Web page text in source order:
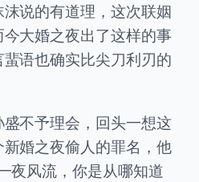
说的有道理，这次联姻
大婚之夜出了这样的事
语也确实比尖刀利刃的
不予理会，回头一想这
婚之夜偷人的罪名，他
夜风流，你是从哪知道